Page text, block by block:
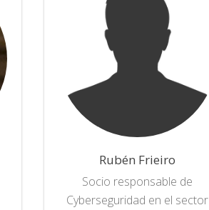
Rubén Frieiro
Socio responsable de
Cyberseguridad en el sector